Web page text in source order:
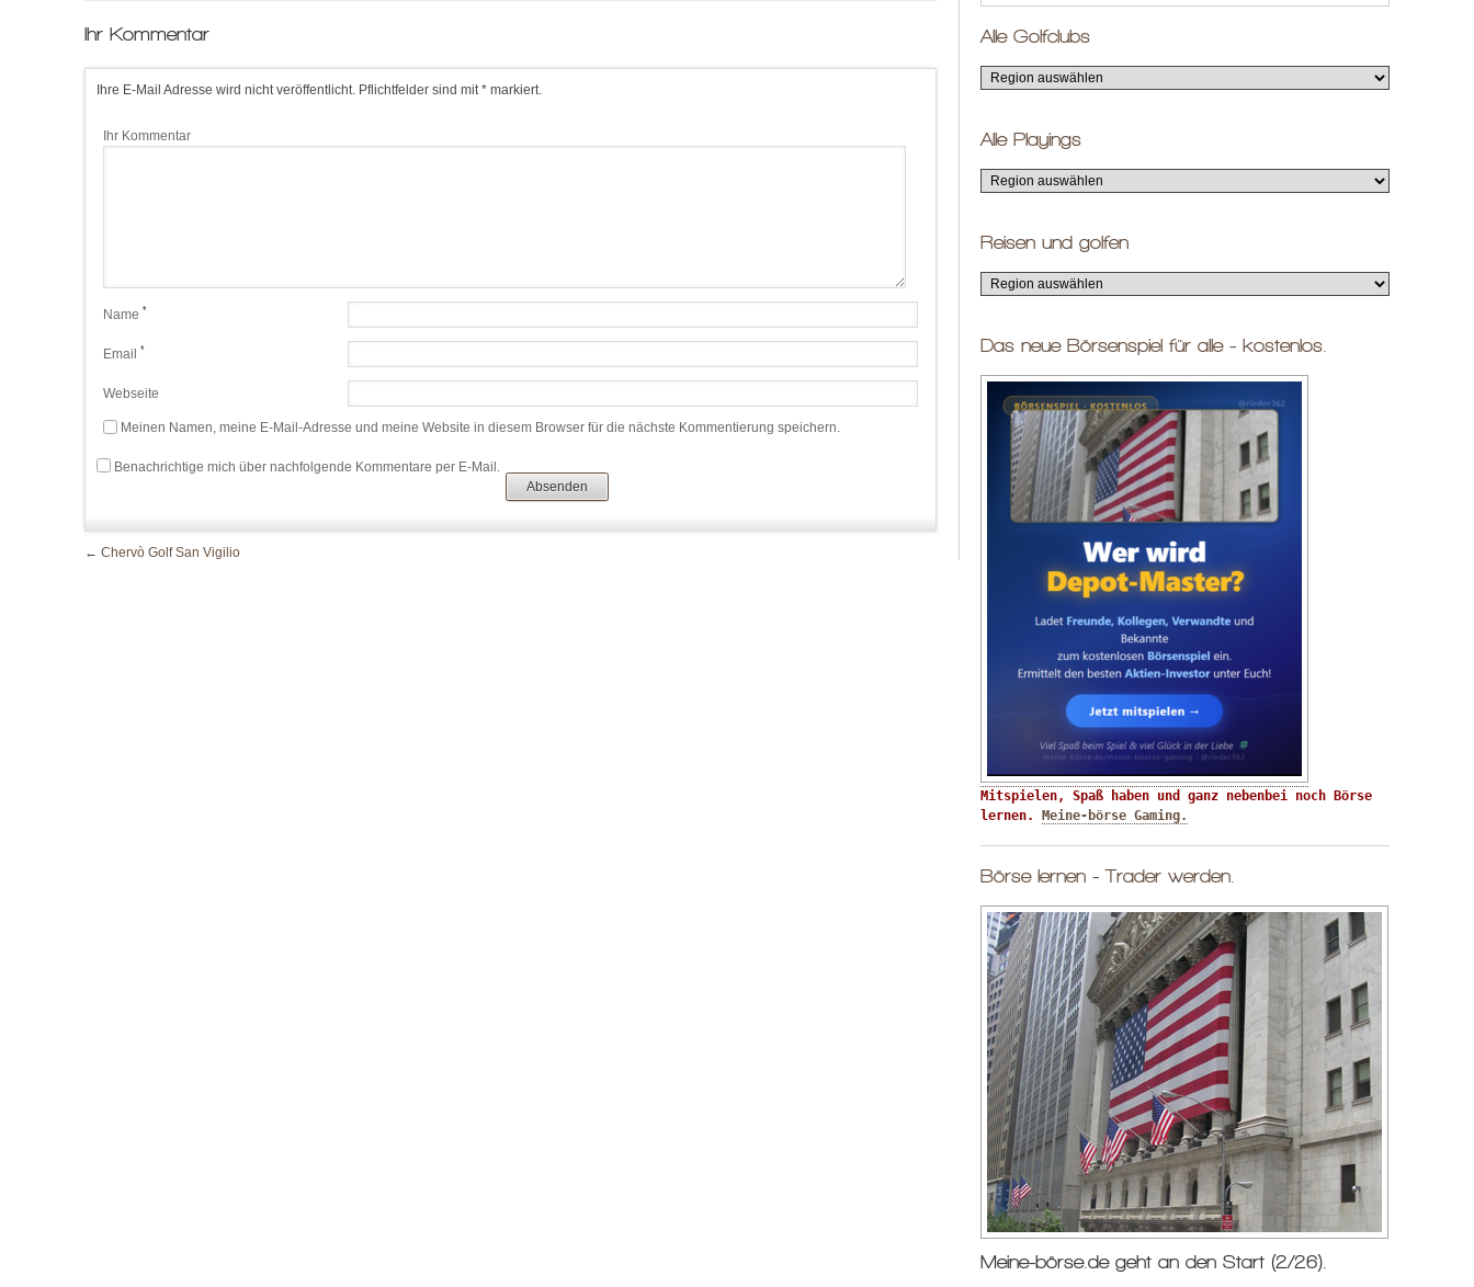
Ihr Kommentar
Ihre E-Mail Adresse wird nicht veröffentlicht. Pflichtfelder sind mit * markiert.
Ihr Kommentar
Name *
Email *
Webseite
Meinen Namen, meine E-Mail-Adresse und meine Website in diesem Browser für die nächste Kommentierung speichern.
Benachrichtige mich über nachfolgende Kommentare per E-Mail.
← Chervò Golf San Vigilio
Alle Golfclubs
Alle Playings
Reisen und golfen
Das neue Börsenspiel für alle - kostenlos.
Mitspielen, Spaß haben und ganz nebenbei noch Börse
lernen.
Meine-börse Gaming.
Börse lernen - Trader werden.
Meine-börse.de geht an den Start (2/26).